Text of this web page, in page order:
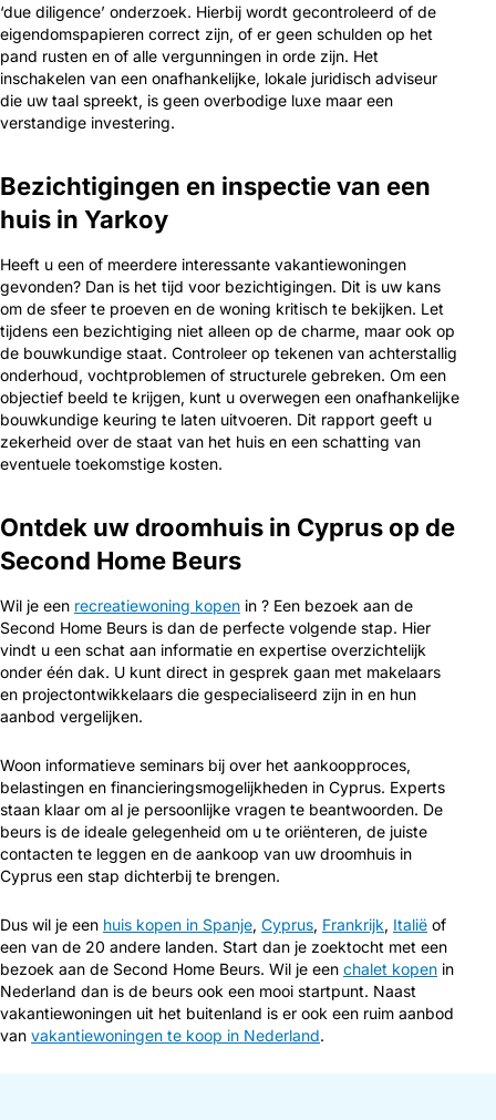
‘due diligence’ onderzoek. Hierbij wordt gecontroleerd of de
eigendomspapieren correct zijn, of er geen schulden op het
pand rusten en of alle vergunningen in orde zijn. Het
inschakelen van een onafhankelijke, lokale juridisch adviseur
die uw taal spreekt, is geen overbodige luxe maar een
verstandige investering.
Bezichtigingen en inspectie van een
huis in Yarkoy
Heeft u een of meerdere interessante vakantiewoningen
gevonden? Dan is het tijd voor bezichtigingen. Dit is uw kans
om de sfeer te proeven en de woning kritisch te bekijken. Let
tijdens een bezichtiging niet alleen op de charme, maar ook op
de bouwkundige staat. Controleer op tekenen van achterstallig
onderhoud, vochtproblemen of structurele gebreken. Om een
objectief beeld te krijgen, kunt u overwegen een onafhankelijke
bouwkundige keuring te laten uitvoeren. Dit rapport geeft u
zekerheid over de staat van het huis en een schatting van
eventuele toekomstige kosten.
Ontdek uw droomhuis in Cyprus op de
Second Home Beurs
Wil je een recreatiewoning kopen in ? Een bezoek aan de
Second Home Beurs is dan de perfecte volgende stap. Hier
vindt u een schat aan informatie en expertise overzichtelijk
onder één dak. U kunt direct in gesprek gaan met makelaars
en projectontwikkelaars die gespecialiseerd zijn in en hun
aanbod vergelijken.
Woon informatieve seminars bij over het aankoopproces,
belastingen en financieringsmogelijkheden in Cyprus. Experts
staan klaar om al je persoonlijke vragen te beantwoorden. De
beurs is de ideale gelegenheid om u te oriënteren, de juiste
contacten te leggen en de aankoop van uw droomhuis in
Cyprus een stap dichterbij te brengen.
Dus wil je een huis kopen in Spanje, Cyprus, Frankrijk, Italië of
een van de 20 andere landen. Start dan je zoektocht met een
bezoek aan de Second Home Beurs. Wil je een chalet kopen in
Nederland dan is de beurs ook een mooi startpunt. Naast
vakantiewoningen uit het buitenland is er ook een ruim aanbod
van vakantiewoningen te koop in Nederland.